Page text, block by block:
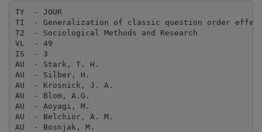
TY  - JOUR
TI  - Generalization of classic question order
T2  - Sociological Methods and Research
VL  - 49
IS  - 3
AU  - Stark, T. H.
AU  - Silber, H.
AU  - Krosnick, J. A.
AU  - Blom, A.G.
AU  - Aoyagi, M.
AU  - Belchior, A. M.
AU  - Bosnjak, M.